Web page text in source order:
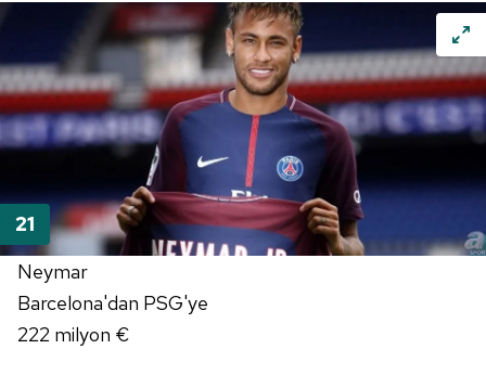
Neymar
Barcelona'dan PSG'ye
222 milyon €